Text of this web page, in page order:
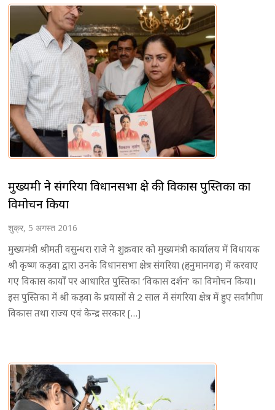
मुख्यमंत्री ने संगरिया विधानसभा क्षेत्र की विकास पुस्तिका का
विमोचन किया
शुक्र, 5 अगस्त 2016
मुख्यमंत्री श्रीमती वसुन्धरा राजे ने शुक्रवार को मुख्यमंत्री कार्यालय में विधायक
श्री कृष्ण कड़वा द्वारा उनके विधानसभा क्षेत्र संगरिया (हनुमानगढ़) में करवाए
गए विकास कार्यों पर आधारित पुस्तिका ‘विकास दर्शन’ का विमोचन किया।
इस पुस्तिका में श्री कड़वा के प्रयासों से 2 साल में संगरिया क्षेत्र में हुए सर्वांगीण
विकास तथा राज्य एवं केन्द्र सरकार […]